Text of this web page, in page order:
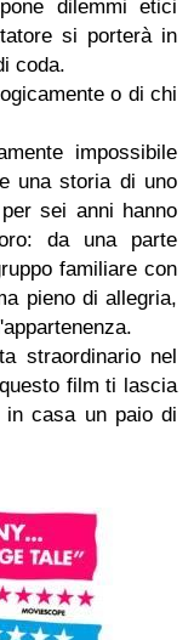
dilemmi etici
si porterà in
coda.
o di chi
impossibile
una storia di uno
sei anni hanno
da una parte
familiare con
pieno di allegria,
straordinario nel
film ti lascia
in casa un paio di